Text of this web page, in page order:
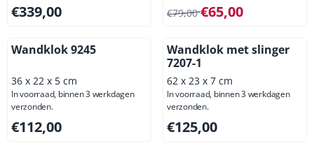
Prijs: 339,00, exclusief btw: 280,17
€339,00 Van 79,00 voor 65,00,
€79,00€65,00
Wandklok 9245
36 x 22 x 5 cm
In voorraad, binnen 3 werkdagen
verzonden.
Prijs: 112,00, exclusief btw: 92,56
€112,00
Wandklok met slinger
7207-1
62 x 23 x 7 cm
In voorraad, binnen 3 werkdagen
verzonden.
Prijs: 125,00, exclusief btw:
€125,00